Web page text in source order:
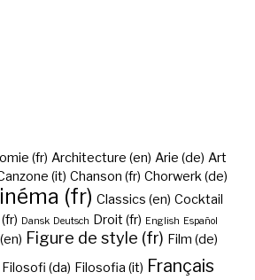
(fr) Architecture (en) Arie (de) Art
(it) Chanson (fr) Chorwerk (de)
(fr) Classics (en) Cocktail
Dansk Deutsch Droit (fr) English Español
Figure de style (fr) Film (de)
Filosofi (da) Filosofia (it) Français